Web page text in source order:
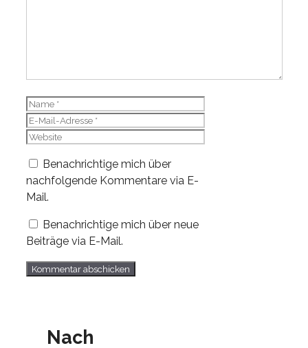
Name
E-
Mail-
Website
Benachrichtige mich über
nachfolgende Kommentare via E-
Mail.
Benachrichtige mich über neue
Beiträge via E-Mail.
Nach